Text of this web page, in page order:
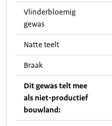
Vlinderbloemig
gewas
Natte teelt
Braak
Dit gewas telt mee
als niet-productief
bouwland: